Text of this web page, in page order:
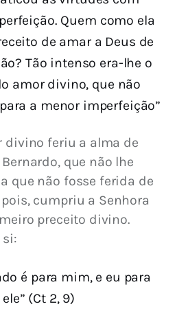
Quem como ela
de amar a Deus de
Tão intenso era-lhe o
amor divino, que não
a menor imperfeição”
divino feriu a alma de
que não lhe
que não fosse ferida de
cumpriu a Senhora
preceito divino.
si:
é para mim, e eu para
ele” (Ct 2, 9)